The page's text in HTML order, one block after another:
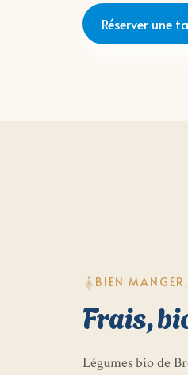
Réserver une
BIEN
Frais,
Légumes bio de